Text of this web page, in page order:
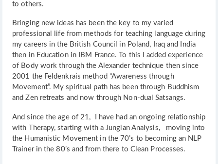
to others.
Bringing new ideas has been the key to my varied
professional life from methods for teaching language during
my careers in the British Council in Poland, Iraq and India
then in Education in IBM France. To this I added experience
of Body work through the Alexander technique then since
2001 the Feldenkrais method “Awareness through
Movement”. My spiritual path has been through Buddhism
and Zen retreats and now through Non-dual Satsangs.
And since the age of 21, I have had an ongoing relationship
with Therapy, starting with a Jungian Analysis, moving into
the Humanistic Movement in the 70’s to becoming an NLP
Trainer in the 80’s and from there to Clean Processes.